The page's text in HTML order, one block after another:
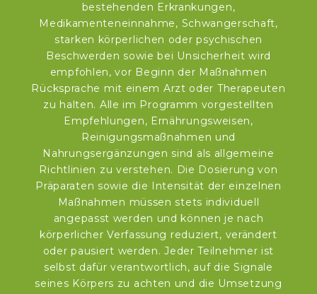
bestehenden Erkrankungen,
Medikamenteneinnahme, Schwangerschaft,
starken körperlichen oder psychischen
Beschwerden sowie bei Unsicherheit wird
empfohlen, vor Beginn der Maßnahmen
Rücksprache mit einem Arzt oder Therapeuten
zu halten. Alle im Programm vorgestellten
Empfehlungen, Ernährungsweisen,
Reinigungsmaßnahmen und
Nahrungsergänzungen sind als allgemeine
Richtlinien zu verstehen. Die Dosierung von
Präparaten sowie die Intensität der einzelnen
Maßnahmen müssen stets individuell
angepasst werden und können je nach
körperlicher Verfassung reduziert, verändert
oder pausiert werden. Jeder Teilnehmer ist
selbst dafür verantwortlich, auf die Signale
seines Körpers zu achten und die Umsetzung